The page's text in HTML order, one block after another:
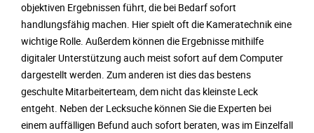
objektiven Ergebnissen führt, die bei Bedarf sofort
handlungsfähig machen. Hier spielt oft die Kameratechnik eine
wichtige Rolle. Außerdem können die Ergebnisse mithilfe
digitaler Unterstützung auch meist sofort auf dem Computer
dargestellt werden. Zum anderen ist dies das bestens
geschulte Mitarbeiterteam, dem nicht das kleinste Leck
entgeht. Neben der Lecksuche können Sie die Experten bei
einem auffälligen Befund auch sofort beraten, was im Einzelfall